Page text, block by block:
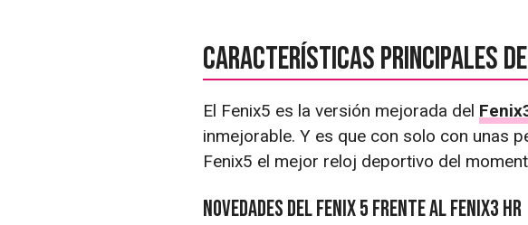
Características principales
El Fenix5 es la versión mejorada del
inmejorable. Y es que con solo con unas
Fenix5 el mejor reloj deportivo del
Novedades del Fenix 5 frente al Fenix3 HR